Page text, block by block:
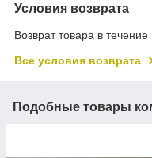
Условия возврата
Возврат товара в
Все условия возврата
Подобные товары